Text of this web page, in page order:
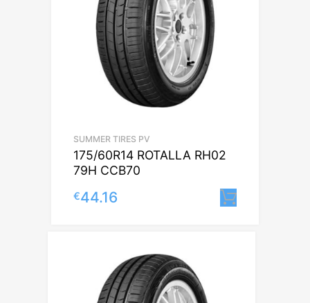
SUMMER TIRES PV
175/60R14 ROTALLA RH02
79H CCB70
€44.16